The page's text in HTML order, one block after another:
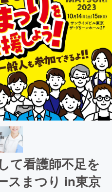
て看護師不足を
スまつり in東京